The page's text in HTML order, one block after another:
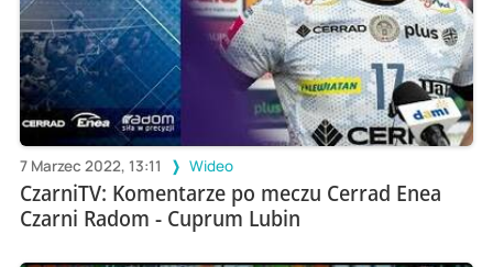
7 Marzec 2022, 13:11 Wideo
CzarniTV: Komentarze po meczu Cerrad Enea
Czarni Radom - Cuprum Lubin